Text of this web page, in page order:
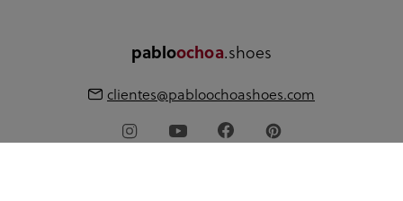
pabloochoa.shoes
clientes@pabloochoashoes.com